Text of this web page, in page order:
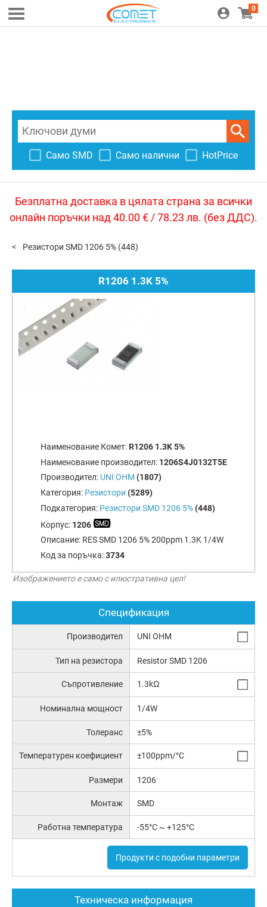
0
Само SMD Само налични HotPrice
Безплатна доставка в цялата страна за всички
онлайн поръчки над 40.00 € / 78.23 лв. (без ДДС).
Резистори SMD 1206 5% (448)
R1206 1.3K 5%
Наименование Комет: R1206 1.3K 5%
Наименование производител: 1206S4J0132T5E
Производител: UNI OHM (1807)
Категория: Резистори (5289)
Подкатегория: Резистори SMD 1206 5% (448)
Корпус: 1206
Описание: RES SMD 1206 5% 200ppm 1.3K 1/4W
Код за поръчка:3734
Изображението е само с илюстративна цел!
Спецификация
Производител UNI OHM
Тип на резистора Resistor SMD 1206
Съпротивление 1.3kΩ
Номинална мощност 1/4W
Толеранс ±5%
Температурен коефициент ±100ppm/°C
Размери 1206
Монтаж SMD
Работна температура -55°C ~ +125°C
Продукти с подобни параметри
Техническа информация